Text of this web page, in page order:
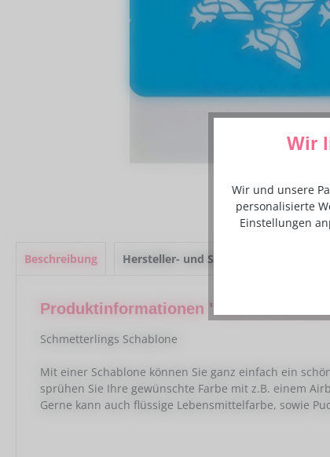
Beschreibung Hersteller- und
Produktinformationen "JEM
Schmetterlings Schablone
Mit einer Schablone können Sie ganz einfach ein
sprühen Sie Ihre gewünschte Farbe mit z.B. einem
Gerne kann auch flüssige Lebensmittelfarbe, sowie
Wir
Wir und unsere
personalisierte
Einstellungen